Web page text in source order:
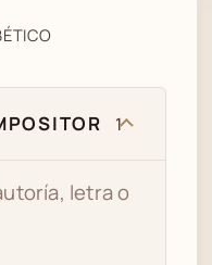
1
letra o